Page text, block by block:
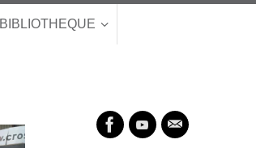
BIBLIOTHEQUE